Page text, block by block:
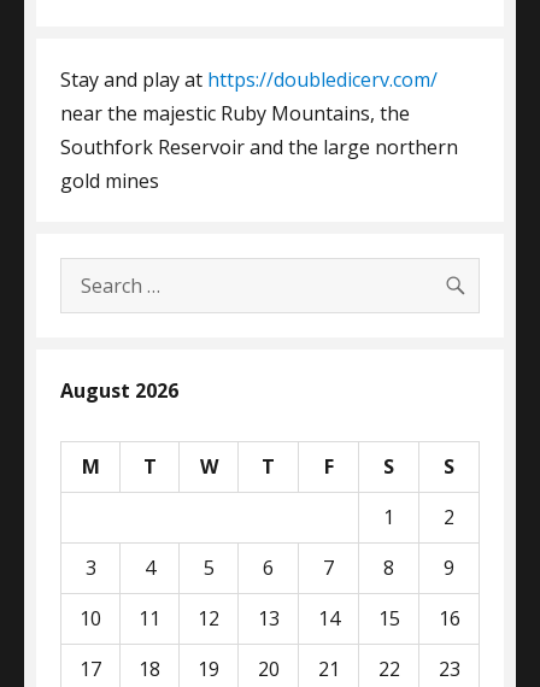
Stay and play at https://doubledicerv.com/
near the majestic Ruby Mountains, the
Southfork Reservoir and the large northern
gold mines
Search
for:
August 2026
M T W T F S
S
1
2
3
4 5 6 7 8
9
10
11 12 13 14 15
16
17
18 19 20 21 22 23